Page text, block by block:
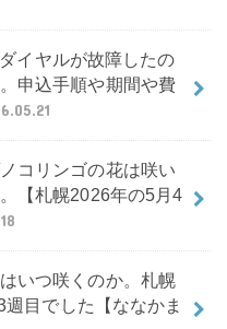
イヤルが故障したの
申込手順や期間や費
コリンゴの花は咲い
【札幌2026年の5月4
いつ咲くのか。札幌
目でした【ななかま